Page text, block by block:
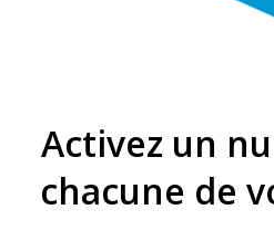
Activez un
chacune de